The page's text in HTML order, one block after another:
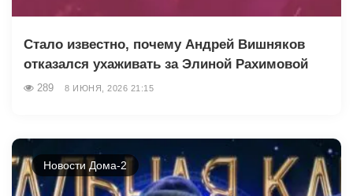
Стало известно, почему Андрей Вишняков
отказался ухаживать за Элиной Рахимовой
289 8 ИЮНЯ, 2026 21:15
Новости Дома-2